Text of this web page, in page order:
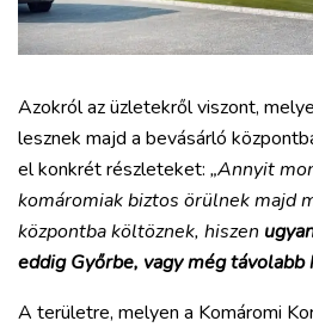
Azokról az üzletekről viszont,
lesznek majd a bevásárló
el konkrét részleteket: „Annyit
komáromiak biztos örülnek majd
központba költöznek, hiszen
eddig Győrbe, vagy még
A területre, melyen a Komáromi